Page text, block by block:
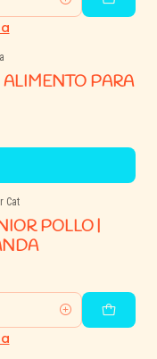
ALIMENTO PARA
Cat
POLLO |